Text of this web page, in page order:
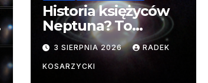
Historia księżyców
Neptuna? To
skomplikowane
3 SIERPNIA 2026 RADEK
KOSARZYCKI